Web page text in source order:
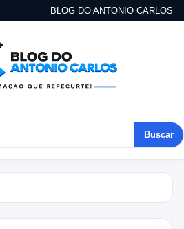
BLOG DO ANTONIO CARLOS
Buscar